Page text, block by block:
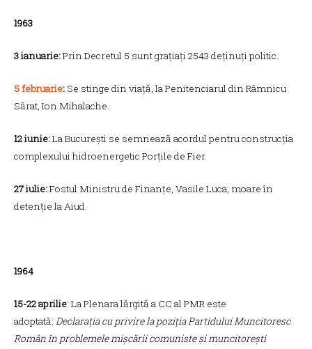
1963
3 ianuarie:Prin Decretul 5 sunt grațiați 2543 deținuți politic.
5 februarie: Se stinge din viață, la Penitenciarul din Râmnicu
Sărat, Ion Mihalache.
12 iunie:La București se semnează acordul pentru construcția
complexului hidroenergetic Porțile de Fier.
27 iulie:Fostul Ministru de Finanțe, Vasile Luca, moare în
detenție la Aiud.
1964
15-22 aprilie: La Plenara lărgită a CC al PMR este
adoptată: Declarația cu privire la poziția Partidului Muncitoresc
Român în problemele mișcării comuniste și muncitorești